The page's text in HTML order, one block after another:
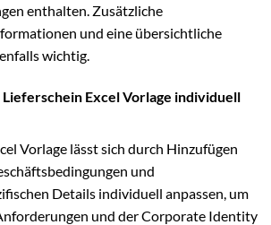
enthalten. Zusätzliche
und eine übersichtliche
wichtig.
Lieferschein Excel Vorlage individuell
Vorlage lässt sich durch Hinzufügen
und
Details individuell anpassen, um
und der Corporate Identity